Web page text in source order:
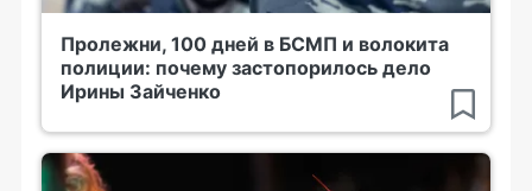
Пролежни, 100 дней в БСМП и волокита
полиции: почему застопорилось дело
Ирины Зайченко